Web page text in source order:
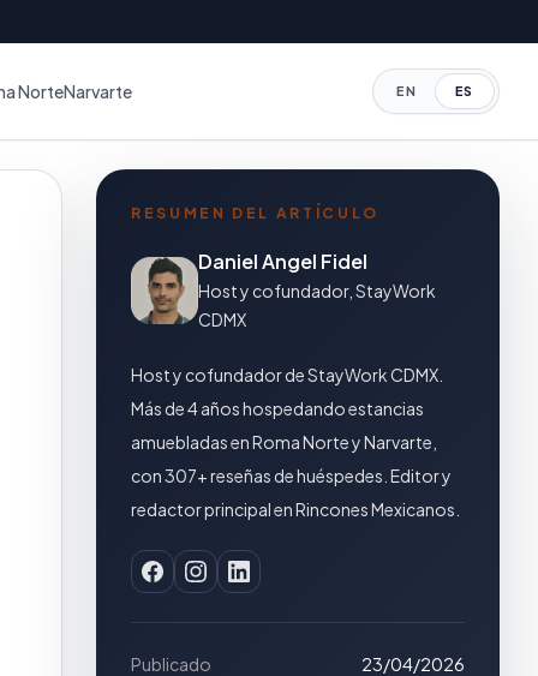
EN ES
NorteNarvarte
RESUMEN DEL ARTÍCULO
Daniel Angel Fidel
Host y cofundador, StayWork
CDMX
Host y cofundador de StayWork CDMX.
Más de 4 años hospedando estancias
amuebladas en Roma Norte y Narvarte,
con 307+ reseñas de huéspedes. Editor y
redactor principal en Rincones Mexicanos.
Publicado
23/04/2026